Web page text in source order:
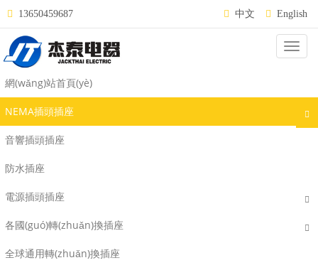
13650459687 中文 English
網(wǎng)站首頁(yè)
NEMA插頭插座
音響插頭插座
防水插座
電源插頭插座
各國(guó)轉(zhuǎn)換插座
全球通用轉(zhuǎn)換插座
NEMA L7-30